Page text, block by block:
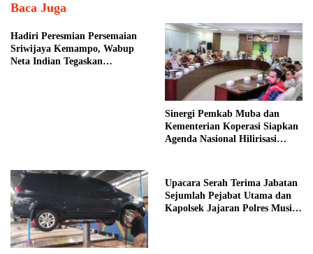
Baca Juga
Hadiri Peresmian Persemaian
Sriwijaya Kemampo, Wabup
Neta Indian Tegaskan
Sinergi Pemkab Muba dan
Kementerian Koperasi Siapkan
Agenda Nasional Hilirisasi
Upacara Serah Terima Jabatan
Sejumlah Pejabat Utama dan
Kapolsek Jajaran Polres Musi